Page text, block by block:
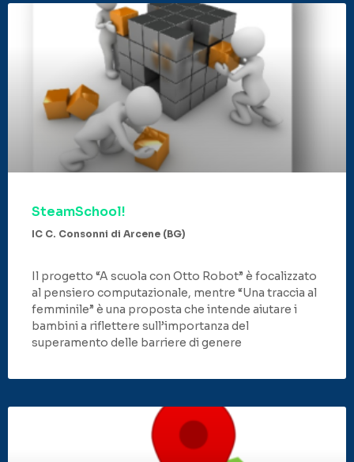
SteamSchool!
IC C. Consonni di Arcene (BG)
Il progetto “A scuola con Otto Robot” è focalizzato
al pensiero computazionale, mentre “Una traccia al
femminile” è una proposta che intende aiutare i
bambini a riflettere sull’importanza del
superamento delle barriere di genere